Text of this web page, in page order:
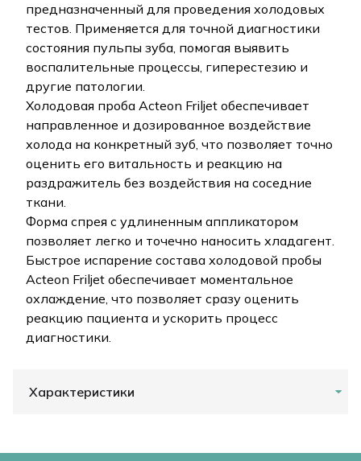
предназначенный для проведения холодовых
тестов. Применяется для точной диагностики
состояния пульпы зуба, помогая выявить
воспалительные процессы, гиперестезию и
другие патологии.
Холодовая проба Acteon Friljet обеспечивает
направленное и дозированное воздействие
холода на конкретный зуб, что позволяет точно
оценить его витальность и реакцию на
раздражитель без воздействия на соседние
ткани.
Форма спрея с удлиненным аппликатором
позволяет легко и точечно наносить хладагент.
Быстрое испарение состава холодовой пробы
Acteon Friljet обеспечивает моментальное
охлаждение, что позволяет сразу оценить
реакцию пациента и ускорить процесс
диагностики.
Характеристики